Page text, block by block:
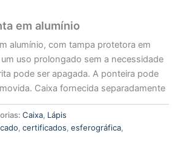
em alumínio
alumínio, com tampa protetora em
uso prolongado sem a necessidade
pode ser apagada. A ponteira pode
Caixa fornecida separadamente
Caixa, Lápis
, certificados, esferográfica,